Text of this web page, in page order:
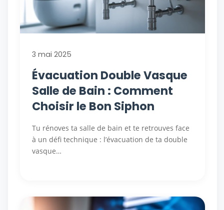
3 mai 2025
Évacuation Double Vasque
Salle de Bain : Comment
Choisir le Bon Siphon
Tu rénoves ta salle de bain et te retrouves face
à un défi technique : l’évacuation de ta double
vasque…